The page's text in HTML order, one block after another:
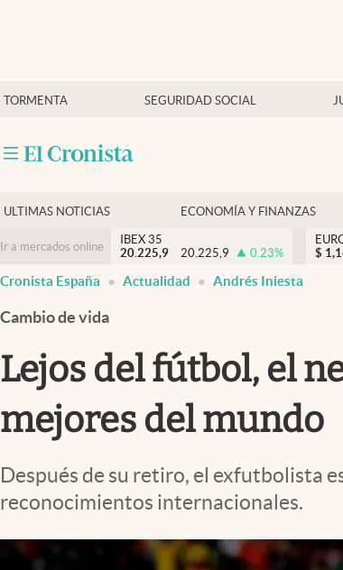
TORMENTA SEGURIDAD SOCIAL
Economía y finanzas
Criptomonedas
ULTIMAS NOTICIAS ECONOMÍA Y FINANZAS
Ir a mercados online
IBEX 35
20.225,9
20.225,9 0.23%
$
Cronista España Actualidad Andrés Iniesta
Cambio de vida
Lejos del fútbol, el
mejores del mundo
Después de su retiro, el exfutbolista
reconocimientos internacionales.